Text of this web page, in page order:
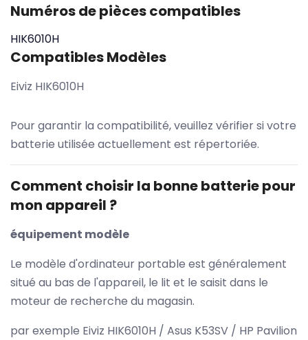
Numéros de pièces compatibles
HIK6010H
Compatibles Modèles
Eiviz HIK6010H
Pour garantir la compatibilité, veuillez vérifier si votre
batterie utilisée actuellement est répertoriée.
Comment choisir la bonne batterie pour
mon appareil ?
équipement modèle
Le modèle d'ordinateur portable est généralement
situé au bas de l'appareil, le lit et le saisit dans le
moteur de recherche du magasin.
par exemple Eiviz HIK6010H / Asus K53SV / HP Pavilion